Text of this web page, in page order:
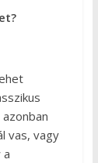
vas, vagy
a